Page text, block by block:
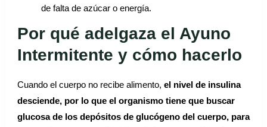
de falta de azúcar o energía.
Por qué adelgaza el Ayuno
Intermitente y cómo hacerlo
Cuando el cuerpo no recibe alimento, el nivel de insulina
desciende, por lo que el organismo tiene que buscar
glucosa de los depósitos de glucógeno del cuerpo, para